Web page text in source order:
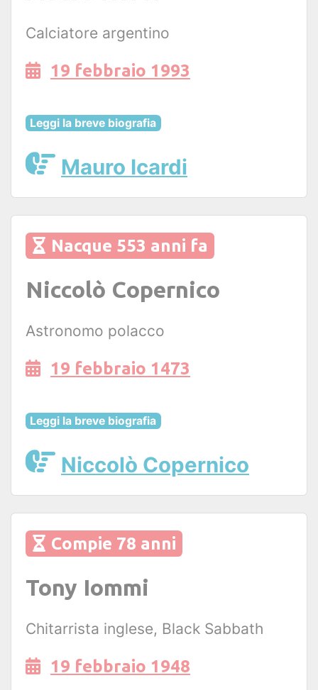
Calciatore argentino
19 febbraio 1993
Leggi la breve biografia
Mauro Icardi
Nacque 553 anni fa
Niccolò Copernico
Astronomo polacco
19 febbraio 1473
Leggi la breve biografia
Niccolò Copernico
Compie 78 anni
Tony Iommi
Chitarrista inglese, Black Sabbath
19 febbraio 1948